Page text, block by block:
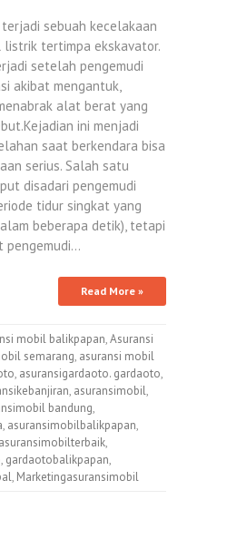
sebuah kecelakaan
listrik tertimpa ekskavator.
setelah pengemudi
akibat mengantuk,
alat berat yang
ini menjadi
saat berkendara bisa
serius. Salah satu
disadari pengemudi
tidur singkat yang
beberapa detik), tetapi
pengemudi…
Read More »
mobil balikpapan,Asuransi
semarang, asuransi mobil
, asuransigardaoto. gardaoto,
, asuransimobil,
bandung,
, asuransimobilbalikpapan,
asuransimobilterbaik,
, gardaotobalikpapan,
, Marketingasuransimobil